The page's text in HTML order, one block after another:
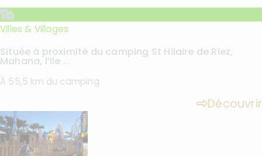
Villes & Villages
Située à proximité du camping St Hilaire de Riez,
Mahana, l’Ile ...
À 55,5 km du camping
Découvrir